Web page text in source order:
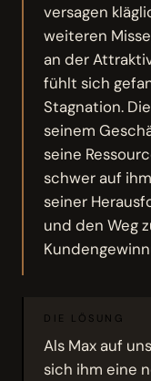
versagen
weiteren
an der
fühlt sich
Stagnation.
seinem
seine
schwer auf
seiner
und den Weg
DIE LÖSUNG
Als Max auf
sich ihm eine